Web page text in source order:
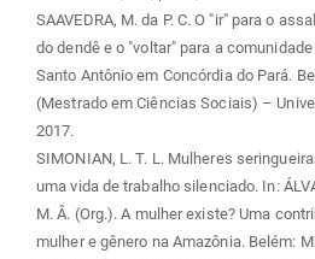
SAAVEDRA, M. da P. C. O "ir" para o
do dendê e o "voltar" para a
Santo Antônio em Concórdia do Pará.
(Mestrado em Ciências Sociais) –
2017.
SIMONIAN, L. T. L. Mulheres
uma vida de trabalho silenciado. In:
M. Â. (Org.). A mulher existe? Uma
mulher e gênero na Amazônia. Belém: